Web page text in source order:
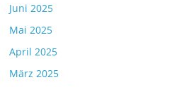
Juni 2025
Mai 2025
April 2025
März 2025